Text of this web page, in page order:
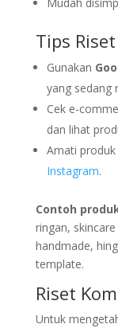
Tips
Gunakan
yang sedang
Cek e-
dan lihat
Amati produk
Instagram.
Contoh
ringan,
handmade,
template.
Riset
Untuk